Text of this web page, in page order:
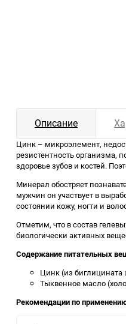
Описание
Цинк – микроэлемент,
резистентность организма,
здоровье зубов и костей.
Минерал обостряет
мужчин он участвует в
состоянии кожу, ногти и
Отметим, что в состав
биологически активных
Содержание питательных
Цинк (из биглицината
Тыквенное масло
Рекомендации по